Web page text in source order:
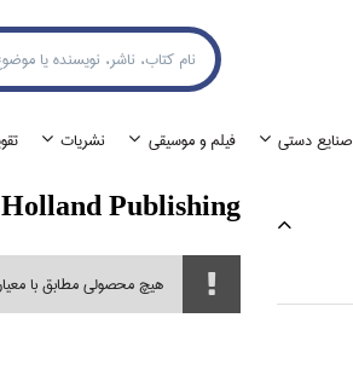
صنايع دستي فيلم و موسيقي نشريات
Holland Publishing
هیچ محصولی مطابق با